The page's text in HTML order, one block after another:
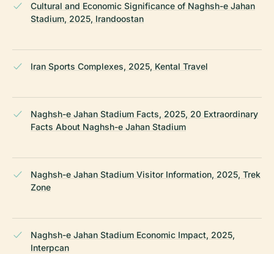
Cultural and Economic Significance of Naghsh-e Jahan
Stadium, 2025, Irandoostan
Iran Sports Complexes, 2025, Kental Travel
Naghsh-e Jahan Stadium Facts, 2025, 20 Extraordinary
Facts About Naghsh-e Jahan Stadium
Naghsh-e Jahan Stadium Visitor Information, 2025, Trek
Zone
Naghsh-e Jahan Stadium Economic Impact, 2025,
Interpcan